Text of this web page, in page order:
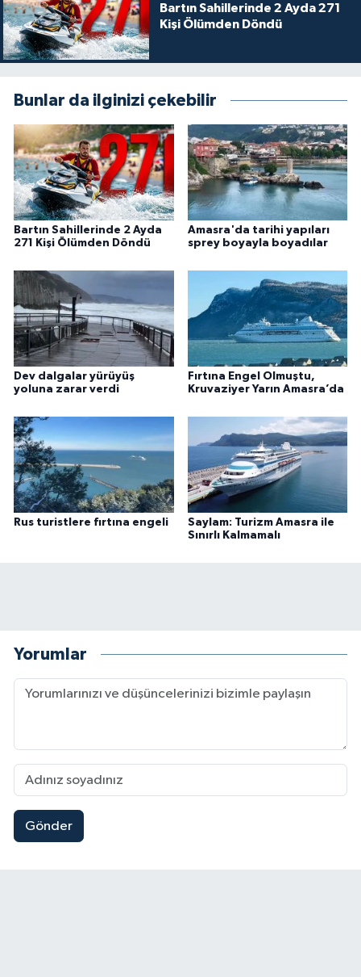
Bartın Sahillerinde 2 Ayda 271
Kişi Ölümden Döndü
Bunlar da ilginizi çekebilir
Bartın Sahillerinde 2 Ayda
271 Kişi Ölümden Döndü
Amasra'da tarihi yapıları
sprey boyayla boyadılar
Dev dalgalar yürüyüş
yoluna zarar verdi
Fırtına Engel Olmuştu,
Kruvaziyer Yarın Amasra’da
Rus turistlere fırtına engeli
Saylam: Turizm Amasra ile
Sınırlı Kalmamalı
Yorumlar
Gönder